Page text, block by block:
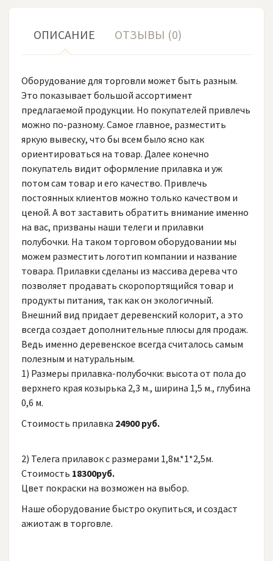
Мебельный комплект АРТ. 836
69 000 ₽
Кадки под горшки с цветами с полкой внутри АРТ. 449
11 400 ₽
ОПИСАНИЕ ОТЗЫВЫ (0)
Оборудование для торговли может быть разным.
Это показывает большой ассортимент
предлагаемой продукции. Но покупателей привлечь
можно по-разному. Самое главное, разместить
яркую вывеску, что бы всем было ясно как
ориентироваться на товар. Далее конечно
покупатель видит оформление прилавка и уж
потом сам товар и его качество. Привлечь
постоянных клиентов можно только качеством и
ценой. А вот заставить обратить внимание именно
на вас, призваны наши телеги и прилавки
полубочки. На таком торговом оборудовании мы
можем разместить логотип компании и название
товара. Прилавки сделаны из массива дерева что
позволяет продавать скоропортящийся товар и
продукты питания, так как он экологичный.
Внешний вид придает деревенский колорит, а это
всегда создает дополнительные плюсы для продаж.
Ведь именно деревенское всегда считалось самым
полезным и натуральным.
1) Размеры прилавка-полубочки: высота от пола до
верхнего края козырька 2,3 м., ширина 1,5 м., глубина
0,6 м.
Стоимость прилавка 24900 руб.
2) Телега прилавок с размерами 1,8м.*1*2,5м.
Стоимость 18300руб.
Цвет покраски на возможен на выбор.
Наше оборудование быстро окупиться, и создаст
ажиотаж в торговле.